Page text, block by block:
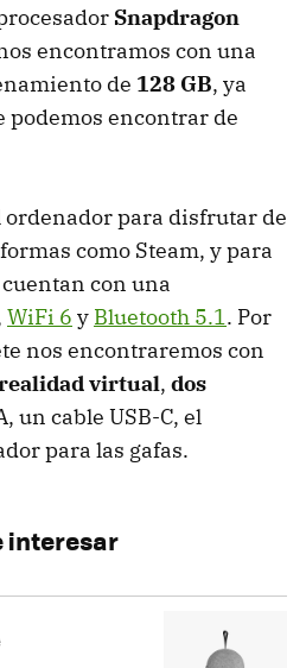
Snapdragon
encontramos con una
de 128 GB, ya
podemos encontrar de
ordenador para disfrutar de
como Steam, y para
con una
WiFi 6 y Bluetooth 5.1. Por
nos encontraremos con
realidad virtual, dos
un cable USB-C, el
para las gafas.
interesar